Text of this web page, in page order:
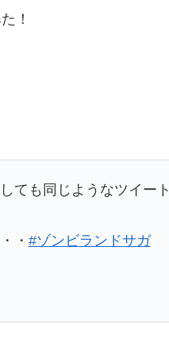
！
ても同じようなツイート
・ #ゾンビランドサガ